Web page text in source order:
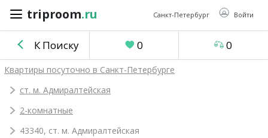
triproom.ru Санкт-Петербург Войти
triproom .ru
Российский
Войти / Зарегистрироваться
К Поиску 0 0
Квартиры посуточно в Санкт-Петербурге
ст. м. Адмиралтейская
2-комнатные
43340, ст. м. Адмиралтейская